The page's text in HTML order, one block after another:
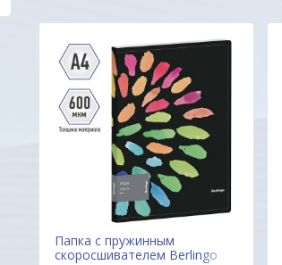
Папка с пружинным
скоросшивателем Berlingo